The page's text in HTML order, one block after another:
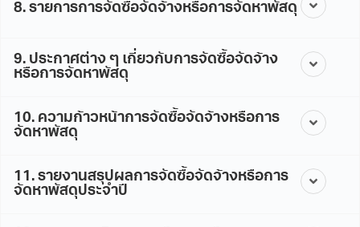
8. รายการการจัดซื้อจัดจ้างหรือการจัดหาพัสดุ
9. ประกาศต่าง ๆ เกี่ยวกับการจัดซื้อจัดจ้าง
หรือการจัดหาพัสดุ
10. ความก้าวหน้าการจัดซื้อจัดจ้างหรือการ
จัดหาพัสดุ
11. รายงานสรุปผลการจัดซื้อจัดจ้างหรือการ
จัดหาพัสดุประจำปี